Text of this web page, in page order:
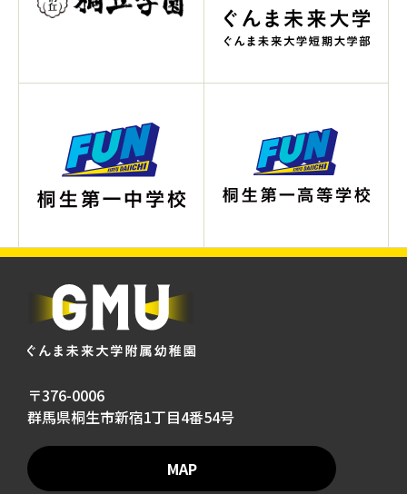
〒376-0006
群馬県桐生市新宿1丁目4番54号
MAP